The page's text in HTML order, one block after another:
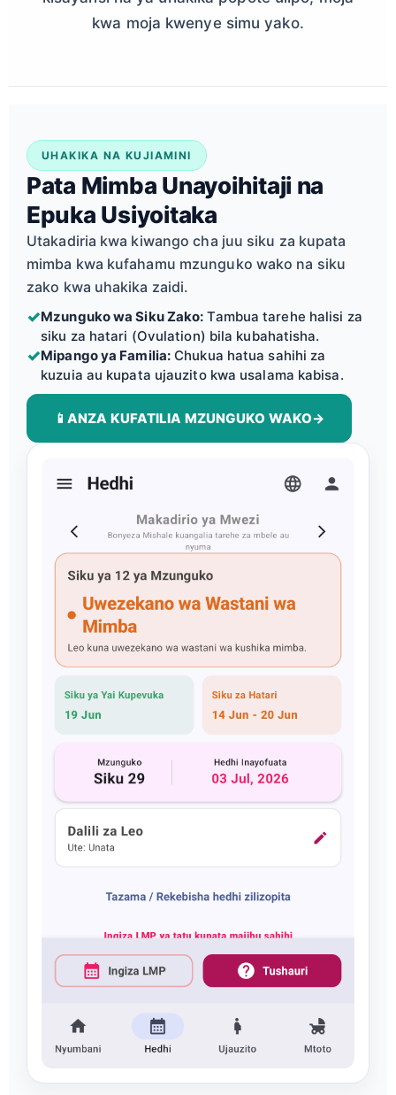
kwa moja kwenye simu yako.
UHAKIKA NA KUJIAMINI
Pata Mimba Unayoihitaji na
Epuka Usiyoitaka
Utakadiria kwa kiwango cha juu siku za kupata
mimba kwa kufahamu mzunguko wako na siku
zako kwa uhakika zaidi.
✓Mzunguko wa Siku Zako: Tambua tarehe halisi za
siku za hatari (Ovulation) bila kubahatisha.
✓Mipango ya Familia: Chukua hatua sahihi za
kuzuia au kupata ujauzito kwa usalama kabisa.
📱ANZA KUFATILIA MZUNGUKO WAKO→